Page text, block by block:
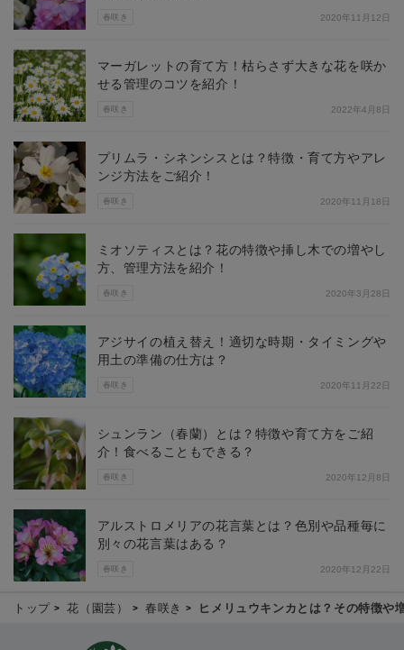
春咲き 2020年11月12日
春咲き
マーガレットの育て方！枯らさず大きな花を咲か
せる管理のコツを紹介！
2022年4月8日
春咲き
プリムラ・シネンシスとは？特徴・育て方やアレ
ンジ方法をご紹介！
2020年11月18日
春咲き
ミオソティスとは？花の特徴や挿し木での増やし
方、管理方法を紹介！
2020年3月28日
春咲き
アジサイの植え替え！適切な時期・タイミングや
用土の準備の仕方は？
2020年11月22日
春咲き
シュンラン（春蘭）とは？特徴や育て方をご紹
介！食べることもできる？
2020年12月8日
春咲き
アルストロメリアの花言葉とは？色別や品種毎に
別々の花言葉はある？
2020年12月22日
トップ 花（園芸） 春咲き ヒメリュウキンカとは？その特徴や